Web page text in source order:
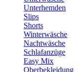
Unterhemden
Slips
Shorts
Winterwäsche
Nachtwäsche
Schlafanzüge
Easy Mix
Oberbekleidung